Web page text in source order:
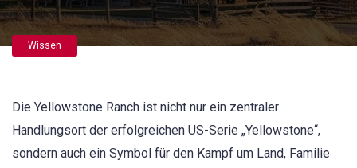
Wissen
Die Yellowstone Ranch ist nicht nur ein zentraler
Handlungsort der erfolgreichen US-Serie „Yellowstone“,
sondern auch ein Symbol für den Kampf um Land, Familie